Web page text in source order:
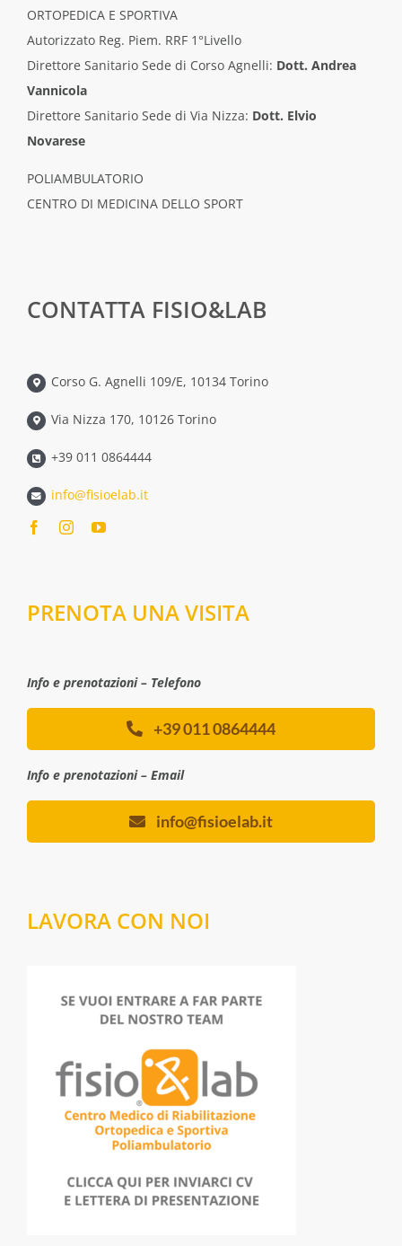
ORTOPEDICA E SPORTIVA
Autorizzato Reg. Piem. RRF 1°Livello
Direttore Sanitario Sede di Corso Agnelli: Dott. Andrea
Vannicola
Direttore Sanitario Sede di Via Nizza: Dott. Elvio
Novarese
POLIAMBULATORIO
CENTRO DI MEDICINA DELLO SPORT
CONTATTA FISIO&LAB
Corso G. Agnelli 109/E, 10134 Torino
Via Nizza 170, 10126 Torino
+39 011 0864444
info@fisioelab.it
PRENOTA UNA VISITA
Info e prenotazioni – Telefono
+39 011 0864444
Info e prenotazioni – Email
info@fisioelab.it
LAVORA CON NOI